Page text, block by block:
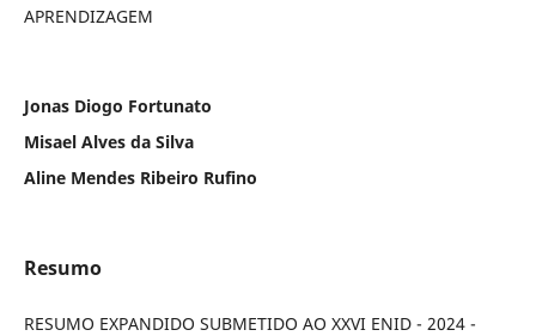
APRENDIZAGEM
Jonas Diogo Fortunato
Misael Alves da Silva
Aline Mendes Ribeiro Rufino
Resumo
RESUMO EXPANDIDO SUBMETIDO AO XXVI ENID - 2024 -